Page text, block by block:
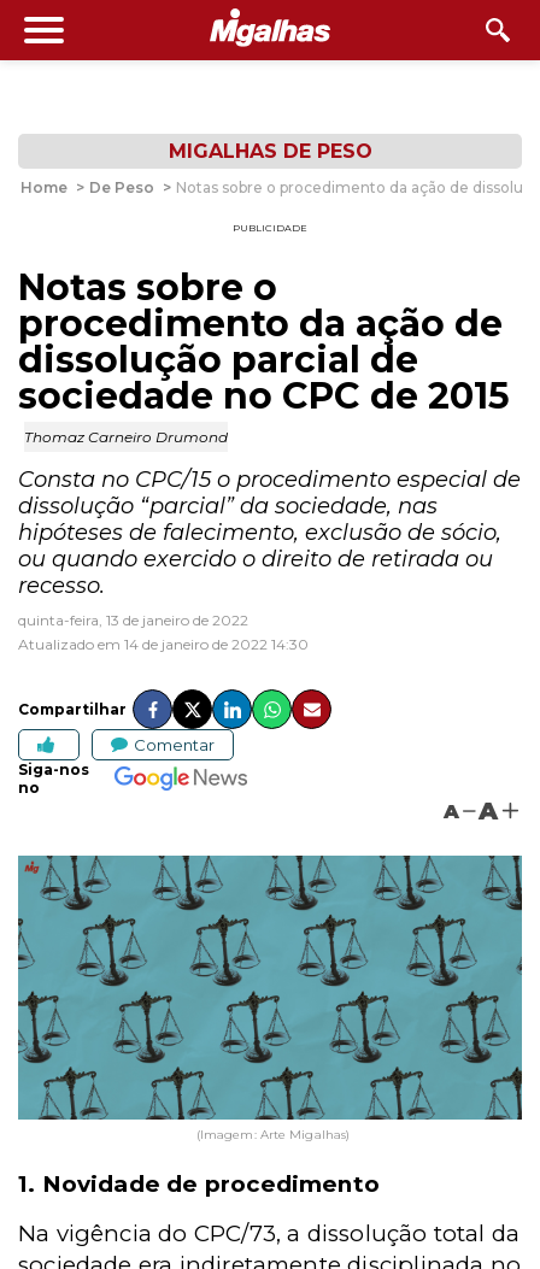
MIGALHAS DE PESO
Home > De Peso > Notas sobre o procedimento da ação de
PUBLICIDADE
Notas sobre o
procedimento da ação de
dissolução parcial de
sociedade no CPC de 2015
Thomaz Carneiro Drumond
Consta no CPC/15 o procedimento especial de
dissolução “parcial” da sociedade, nas
hipóteses de falecimento, exclusão de sócio,
ou quando exercido o direito de retirada ou
recesso.
quinta-feira, 13 de janeiro de 2022
Atualizado em 14 de janeiro de 2022 14:30
Compartilhar
Comentar
Siga-nos
no
A A
(Imagem: Arte Migalhas)
1. Novidade de procedimento
Na vigência do CPC/73, a dissolução total da